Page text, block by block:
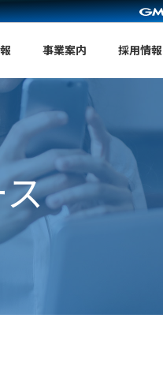
事業案内 採用情報